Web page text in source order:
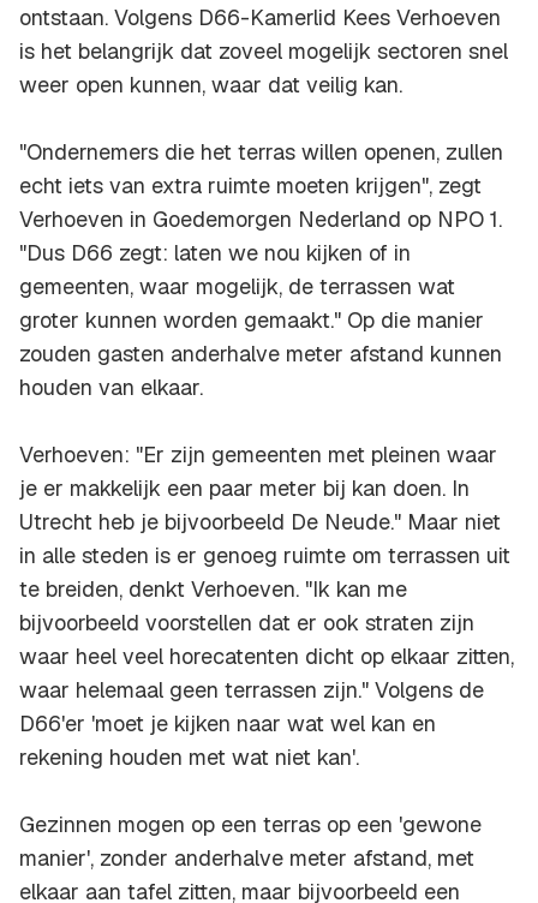
ontstaan. Volgens D66-Kamerlid Kees Verhoeven
is het belangrijk dat zoveel mogelijk sectoren snel
weer open kunnen, waar dat veilig kan.
"Ondernemers die het terras willen openen, zullen
echt iets van extra ruimte moeten krijgen", zegt
Verhoeven in Goedemorgen Nederland op NPO 1.
"Dus D66 zegt: laten we nou kijken of in
gemeenten, waar mogelijk, de terrassen wat
groter kunnen worden gemaakt." Op die manier
zouden gasten anderhalve meter afstand kunnen
houden van elkaar.
Verhoeven: "Er zijn gemeenten met pleinen waar
je er makkelijk een paar meter bij kan doen. In
Utrecht heb je bijvoorbeeld De Neude." Maar niet
in alle steden is er genoeg ruimte om terrassen uit
te breiden, denkt Verhoeven. "Ik kan me
bijvoorbeeld voorstellen dat er ook straten zijn
waar heel veel horecatenten dicht op elkaar zitten,
waar helemaal geen terrassen zijn." Volgens de
D66'er 'moet je kijken naar wat wel kan en
rekening houden met wat niet kan'.
Gezinnen mogen op een terras op een 'gewone
manier', zonder anderhalve meter afstand, met
elkaar aan tafel zitten, maar bijvoorbeeld een